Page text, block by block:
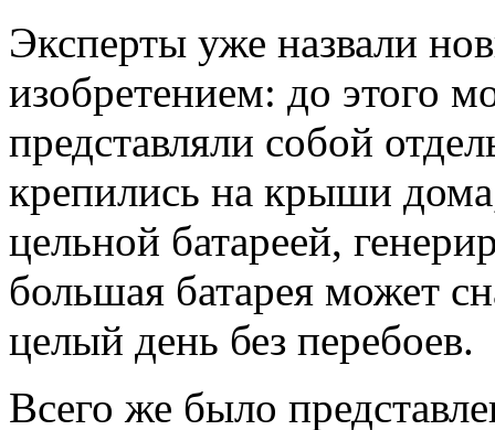
Эксперты уже назвали
изобретением: до этого
представляли собой
крепились на крыши
цельной батареей,
большая батарея может
целый день без перебоев.
Всего же было